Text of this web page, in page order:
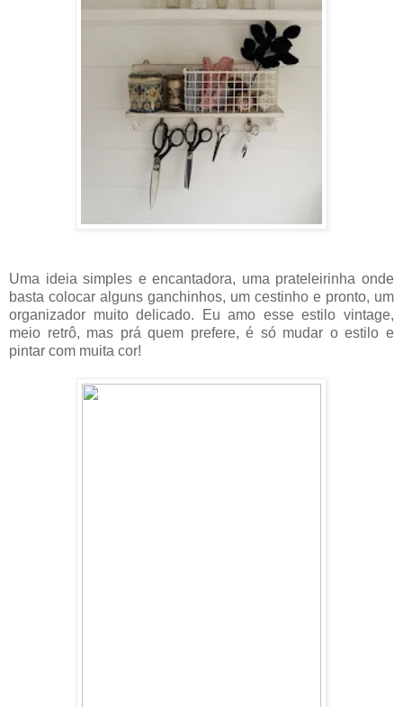
Uma ideia simples e encantadora, uma prateleirinha onde
basta colocar alguns ganchinhos, um cestinho e pronto, um
organizador muito delicado. Eu amo esse estilo vintage,
meio retrô, mas prá quem prefere, é só mudar o estilo e
pintar com muita cor!